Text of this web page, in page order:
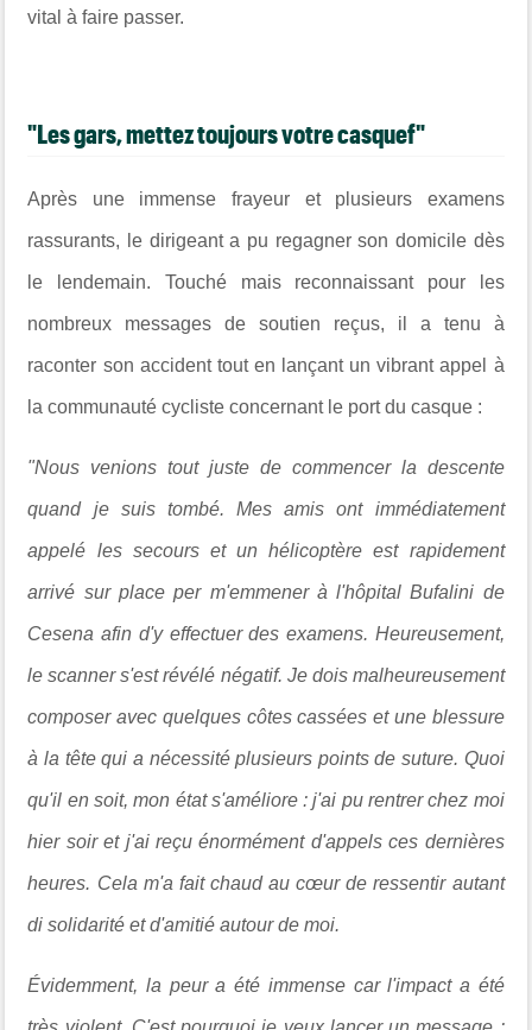
vital à faire passer.
"Les gars, mettez toujours votre casquef"
Après une immense frayeur et plusieurs examens
rassurants, le dirigeant a pu regagner son domicile dès
le lendemain. Touché mais reconnaissant pour les
nombreux messages de soutien reçus, il a tenu à
raconter son accident tout en lançant un vibrant appel à
la communauté cycliste concernant le port du casque :
"Nous venions tout juste de commencer la descente
quand je suis tombé. Mes amis ont immédiatement
appelé les secours et un hélicoptère est rapidement
arrivé sur place per m'emmener à l'hôpital Bufalini de
Cesena afin d'y effectuer des examens. Heureusement,
le scanner s'est révélé négatif. Je dois malheureusement
composer avec quelques côtes cassées et une blessure
à la tête qui a nécessité plusieurs points de suture. Quoi
qu'il en soit, mon état s'améliore : j'ai pu rentrer chez moi
hier soir et j'ai reçu énormément d'appels ces dernières
heures. Cela m'a fait chaud au cœur de ressentir autant
di solidarité et d'amitié autour de moi.
Évidemment, la peur a été immense car l'impact a été